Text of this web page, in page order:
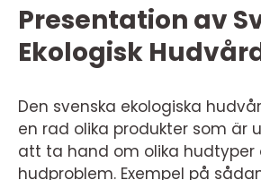
Presentation av
Ekologisk
Den svenska ekologiska
en rad olika produkter som är
att ta hand om olika hudtyper
hudproblem. Exempel på